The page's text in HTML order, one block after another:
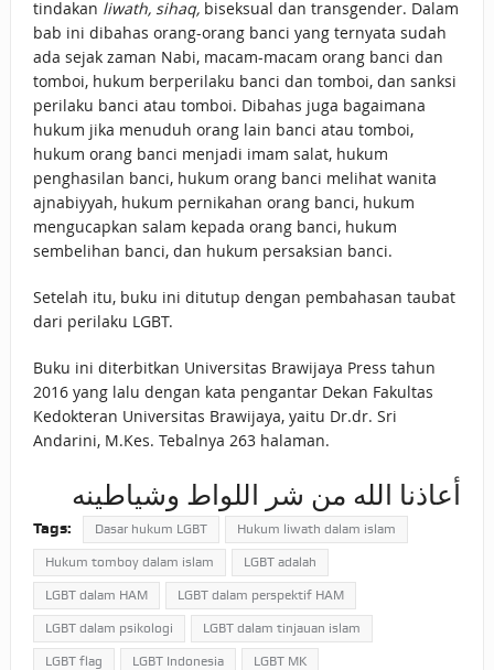
tindakan liwath, sihaq,biseksual dan transgender. Dalam
bab ini dibahas orang-orang banci yang ternyata sudah
ada sejak zaman Nabi, macam-macam orang banci dan
tomboi, hukum berperilaku banci dan tomboi, dan sanksi
perilaku banci atau tomboi. Dibahas juga bagaimana
hukum jika menuduh orang lain banci atau tomboi,
hukum orang banci menjadi imam salat, hukum
penghasilan banci, hukum orang banci melihat wanita
ajnabiyyah, hukum pernikahan orang banci, hukum
mengucapkan salam kepada orang banci, hukum
sembelihan banci, dan hukum persaksian banci.
Setelah itu, buku ini ditutup dengan pembahasan taubat
dari perilaku LGBT.
Buku ini diterbitkan Universitas Brawijaya Press tahun
2016 yang lalu dengan kata pengantar Dekan Fakultas
Kedokteran Universitas Brawijaya, yaitu Dr.dr. Sri
Andarini, M.Kes. Tebalnya 263 halaman.
أعاذنا الله من شر اللواط وشياطينه
Tags: Dasar hukum LGBT Hukum liwath dalam islam
Hukum tomboy dalam islam LGBT adalah
LGBT dalam HAM LGBT dalam perspektif HAM
LGBT dalam psikologi LGBT dalam tinjauan islam
LGBT flag LGBT Indonesia LGBT MK